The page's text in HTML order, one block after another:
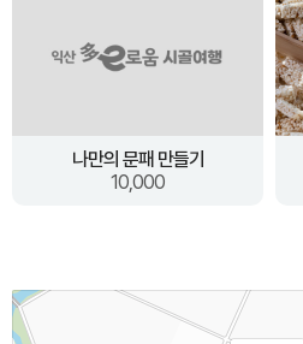
나만의 문패 만들기
10,000